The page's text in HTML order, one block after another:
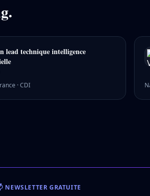
.
lead technique intelligence
·CDI
NEWSLETTER GRATUITE